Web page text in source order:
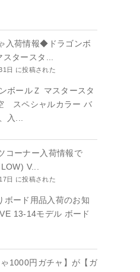
入荷情報◆ドラゴンボ
タースタ...
日 に投稿された
ールＺ マスタースタ
スペシャルカラー バ
入...
コーナー入荷情報で
V...
日 に投稿された
ボード用品入荷のお知
13-14モデル ボード
ゃ1000円ガチャ】が【ガ